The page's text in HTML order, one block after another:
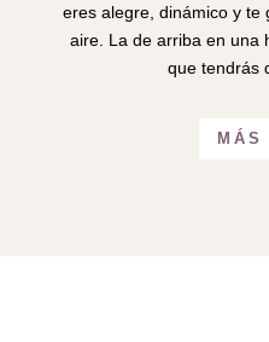
eres alegre, dinámico y te
aire. La de arriba en una
que tendrás
MÁS